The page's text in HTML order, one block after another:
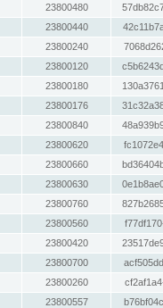
23800480
23800440
23800240
23800120
23800180
23800176
23800840
23800620
23800660
23800630
23800760
23800560
23800420
23800700
23800260
23800557